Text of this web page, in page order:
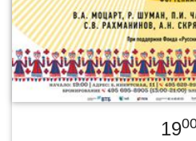
19